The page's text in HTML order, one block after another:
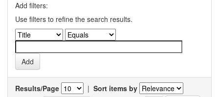
Add filters:
Use filters to refine the search results.
Results/Page | Sort items by